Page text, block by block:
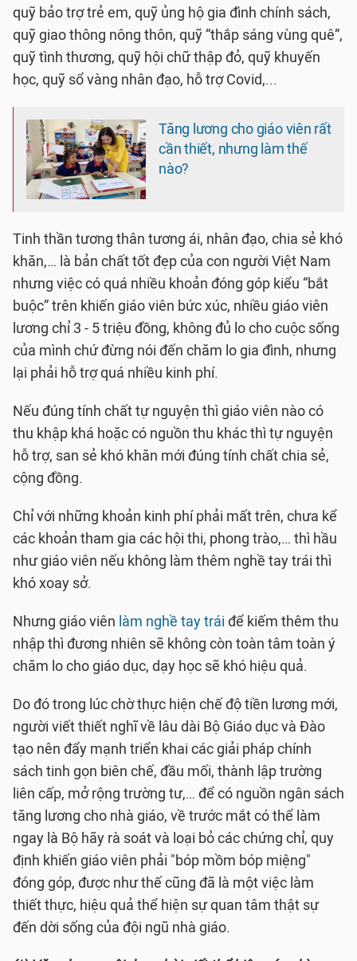
quỹ bảo trợ trẻ em, quỹ ủng hộ gia đình chính sách,
quỹ giao thông nông thôn, quỹ “thắp sáng vùng quê”,
quỹ tình thương, quỹ hội chữ thập đỏ, quỹ khuyến
học, quỹ sổ vàng nhân đạo, hỗ trợ Covid,...
Tăng lương cho giáo viên rất
cần thiết, nhưng làm thế
nào?
Tinh thần tương thân tương ái, nhân đạo, chia sẻ khó
khăn,… là bản chất tốt đẹp của con người Việt Nam
nhưng việc có quá nhiều khoản đóng góp kiểu “bắt
buộc” trên khiến giáo viên bức xúc, nhiều giáo viên
lương chỉ 3 - 5 triệu đồng, không đủ lo cho cuộc sống
của mình chứ đừng nói đến chăm lo gia đình, nhưng
lại phải hỗ trợ quá nhiều kinh phí.
Nếu đúng tính chất tự nguyện thì giáo viên nào có
thu khập khá hoặc có nguồn thu khác thì tự nguyện
hỗ trợ, san sẻ khó khăn mới đúng tính chất chia sẻ,
cộng đồng.
Chỉ với những khoản kinh phí phải mất trên, chưa kể
các khoản tham gia các hội thi, phong trào,… thì hầu
như giáo viên nếu không làm thêm nghề tay trái thì
khó xoay sở.
Nhưng giáo viên làm nghề tay trái để kiếm thêm thu
nhập thì đương nhiên sẽ không còn toàn tâm toàn ý
chăm lo cho giáo dục, dạy học sẽ khó hiệu quả.
Do đó trong lúc chờ thực hiện chế độ tiền lương mới,
người viết thiết nghĩ về lâu dài Bộ Giáo dục và Đào
tạo nên đẩy mạnh triển khai các giải pháp chính
sách tinh gọn biên chế, đầu mối, thành lập trường
liên cấp, mở rộng trường tư,… để có nguồn ngân sách
tăng lương cho nhà giáo, về trước mắt có thể làm
ngay là Bộ hãy rà soát và loại bỏ các chứng chỉ, quy
định khiến giáo viên phải "bóp mồm bóp miệng"
đóng góp, được như thế cũng đã là một việc làm
thiết thực, hiệu quả thể hiện sự quan tâm thật sự
đến dời sống của đội ngũ nhà giáo.